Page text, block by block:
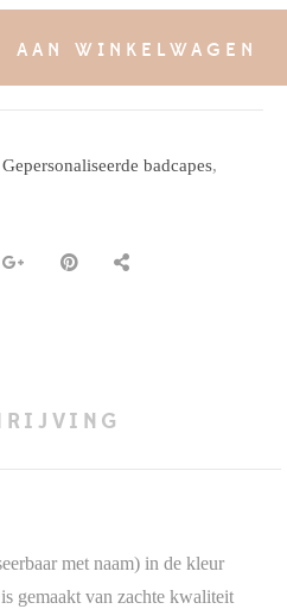
AAN WINKELWAGEN
Gepersonaliseerde badcapes,
met naam) in de kleur
gemaakt van zachte kwaliteit